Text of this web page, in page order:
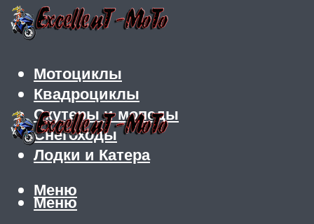
Мотоциклы
Квадроциклы
Скутеры и мопеды
Снегоходы
Лодки и Катера
Меню
Меню